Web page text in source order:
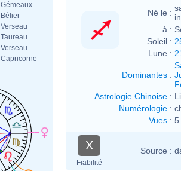
Gémeaux
Bélier
Verseau
Taureau
Verseau
Capricorne
Né le :
à :
Soleil :
Lune :
Dominantes :
Astrologie Chinoise :
Numérologie :
Vues : 5
X
Fiabilité
Source :